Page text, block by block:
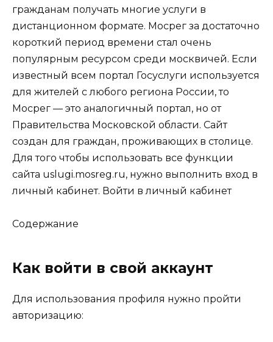
гражданам получать многие услуги в
дистанционном формате. Мосрег за достаточно
короткий период времени стал очень
популярным ресурсом среди москвичей. Если
известный всем портал Госуслуги используется
для жителей с любого региона России, то
Мосрег — это аналогичный портал, но от
Правительства Московской области. Сайт
создан для граждан, проживающих в столице.
Для того чтобы использовать все функции
сайта uslugi.mosreg.ru, нужно выполнить вход в
личный кабинет. Войти в личный кабинет
Содержание
Как войти в свой аккаунт
Для использования профиля нужно пройти
авторизацию: